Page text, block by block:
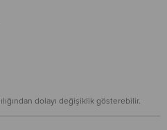
dolayı değişiklik gösterebilir.